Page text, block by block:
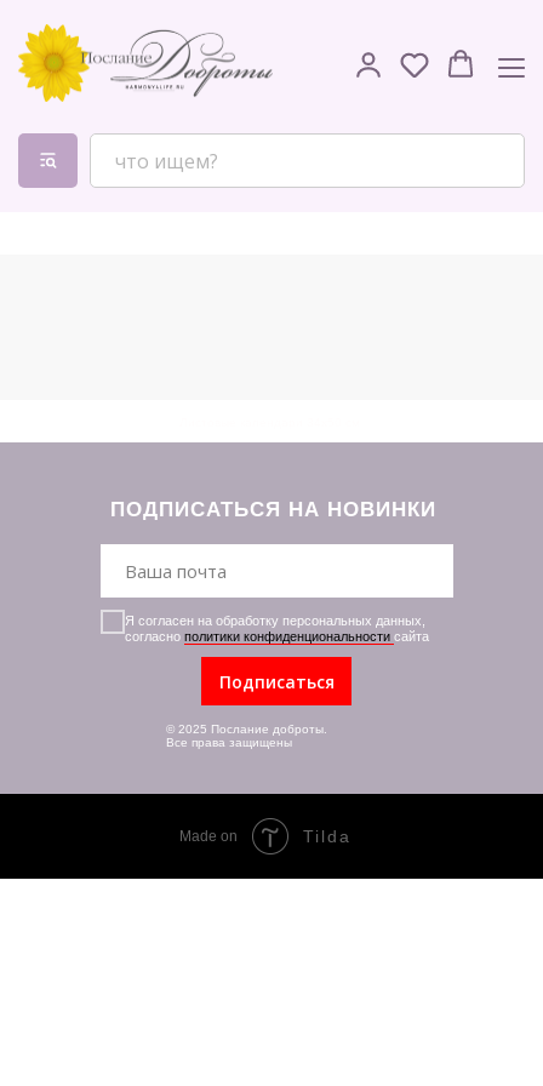
© 2025 Послание доброты.
Все права защищены
Я согласен на обработку персональных данных,
согласно политики конфиденциональности сайта
Подписаться
ПОДПИСАТЬСЯ НА НОВИНКИ
Made on Tilda